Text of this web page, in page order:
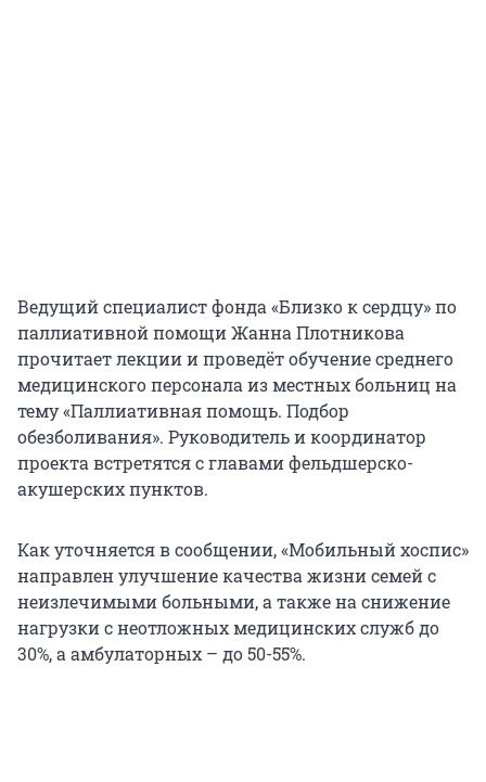
Ведущий специалист фонда «Близко к сердцу» по
паллиативной помощи Жанна Плотникова
прочитает лекции и проведёт обучение среднего
медицинского персонала из местных больниц на
тему «Паллиативная помощь. Подбор
обезболивания». Руководитель и координатор
проекта встретятся с главами фельдшерско-
акушерских пунктов.
Как уточняется в сообщении, «Мобильный хоспис»
направлен улучшение качества жизни семей с
неизлечимыми больными, а также на снижение
нагрузки с неотложных медицинских служб до
30%, а амбулаторных – до 50-55%.